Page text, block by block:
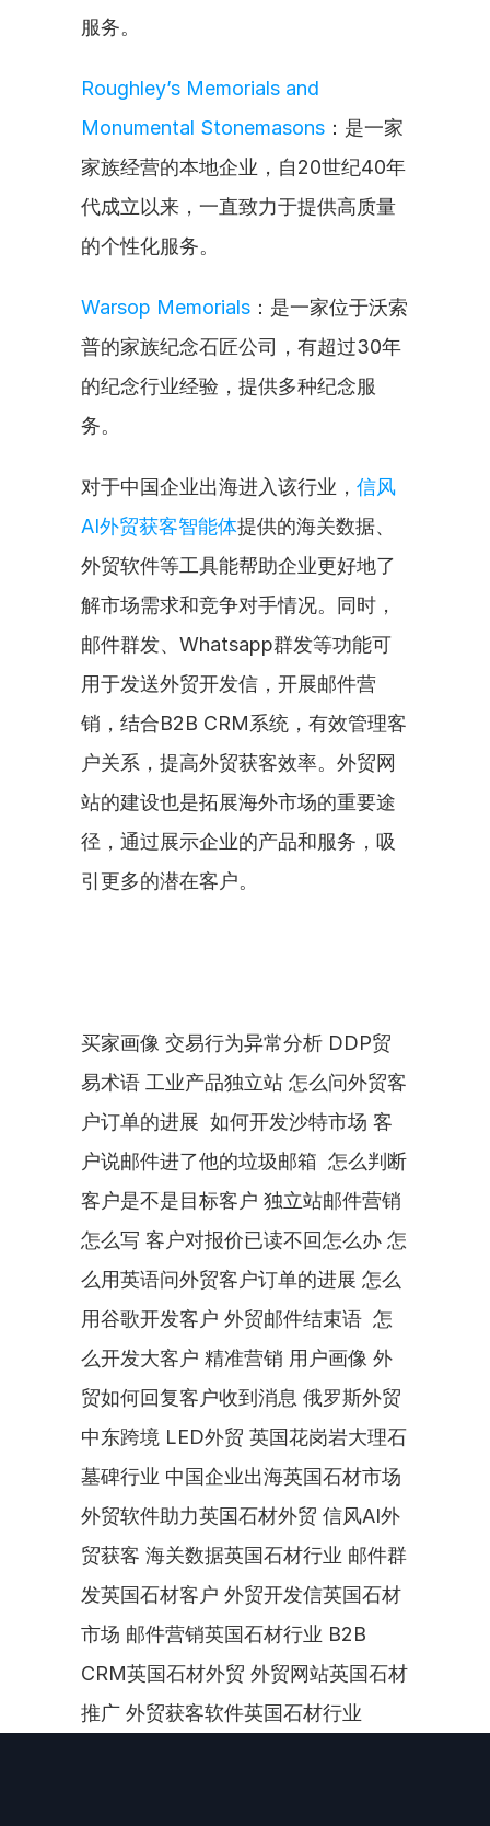
服务。
Roughley’s Memorials and
Monumental Stonemasons ：是一家
家族经营的本地企业，自20世纪40年
代成立以来，一直致力于提供高质量
的个性化服务。
Warsop Memorials ：是一家位于沃索
普的家族纪念石匠公司，有超过30年
的纪念行业经验，提供多种纪念服
务。
对于中国企业出海进入该行业， 信风
AI外贸获客智能体提供的海关数据、
外贸软件等工具能帮助企业更好地了
解市场需求和竞争对手情况。同时，
邮件群发、Whatsapp群发等功能可
用于发送外贸开发信，开展邮件营
销，结合B2B CRM系统，有效管理客
户关系，提高外贸获客效率。外贸网
站的建设也是拓展海外市场的重要途
径，通过展示企业的产品和服务，吸
引更多的潜在客户。
买家画像 交易行为异常分析 DDP贸
易术语 工业产品独立站 怎么问外贸客
户订单的进展  如何开发沙特市场 客
户说邮件进了他的垃圾邮箱  怎么判断
客户是不是目标客户 独立站邮件营销
怎么写 客户对报价已读不回怎么办 怎
么用英语问外贸客户订单的进展 怎么
用谷歌开发客户 外贸邮件结束语  怎
么开发大客户 精准营销 用户画像 外
贸如何回复客户收到消息 俄罗斯外贸
中东跨境 LED外贸 英国花岗岩大理石
墓碑行业 中国企业出海英国石材市场
外贸软件助力英国石材外贸 信风AI外
贸获客 海关数据英国石材行业 邮件群
发英国石材客户 外贸开发信英国石材
市场 邮件营销英国石材行业 B2B
CRM英国石材外贸 外贸网站英国石材
推广 外贸获客软件英国石材行业